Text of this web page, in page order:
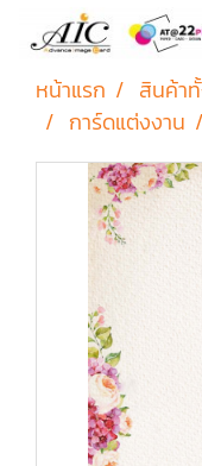
หน้าแรก สินค้า
การ์ดแต่งงาน